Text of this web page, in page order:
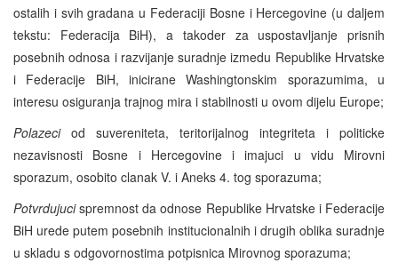
ostalih i svih gradana u Federaciji Bosne i Hercegovine (u daljem
tekstu: Federacija BiH), a takoder za uspostavljanje prisnih
posebnih odnosa i razvijanje suradnje izmedu Republike Hrvatske
i Federacije BiH, inicirane Washingtonskim sporazumima, u
interesu osiguranja trajnog mira i stabilnosti u ovom dijelu Europe;
Polazeciod suvereniteta, teritorijalnog integriteta i politicke
nezavisnosti Bosne i Hercegovine i imajuci u vidu Mirovni
sporazum, osobito clanak V. i Aneks 4. tog sporazuma;
Potvrdujucispremnost da odnose Republike Hrvatske i Federacije
BiH urede putem posebnih institucionalnih i drugih oblika suradnje
u skladu s odgovornostima potpisnica Mirovnog sporazuma;